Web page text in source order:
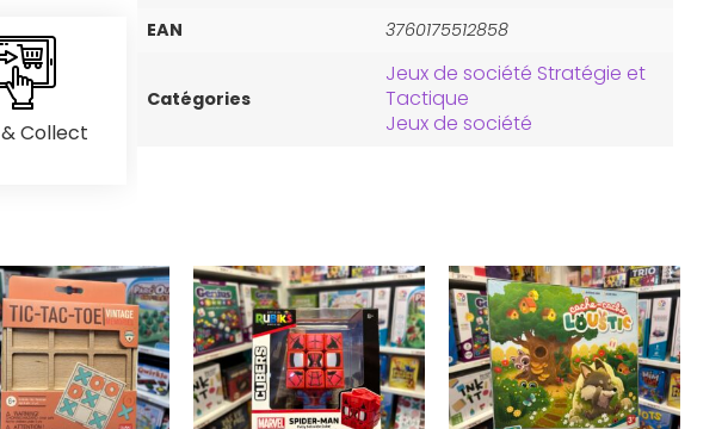
Collect
EAN
3760175512858
Catégories
Jeux de société Stratégie et
Tactique
Jeux de société